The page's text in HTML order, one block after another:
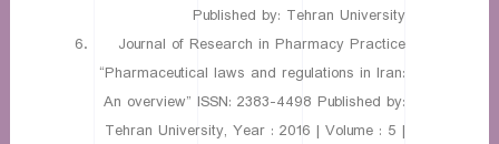
Published by: Tehran University
Journal of Research in Pharmacy Practice
“Pharmaceutical laws and regulations in Iran:
An overview” ISSN: 2383-4498 Published by:
Tehran University, Year : 2016 | Volume : 5 |